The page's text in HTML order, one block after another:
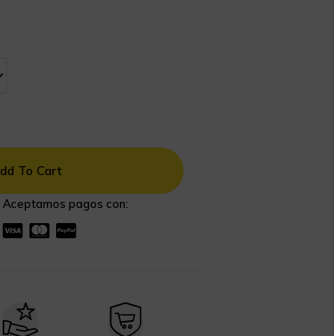
To Cart
Aceptamos pagos con: